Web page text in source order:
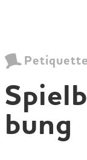
Petiquette
bung